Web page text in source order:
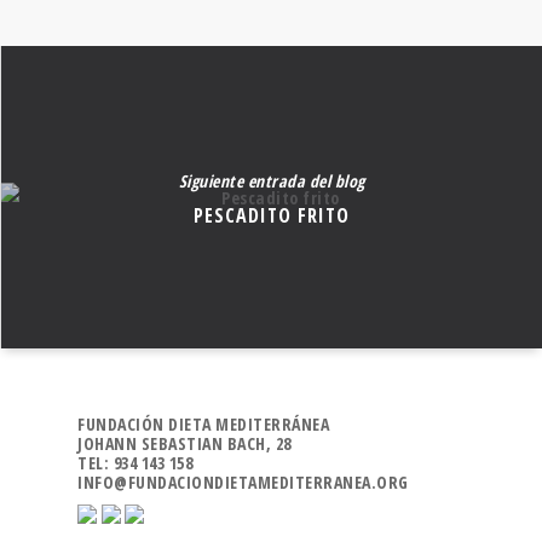
Siguiente entrada del blog
PESCADITO FRITO
FUNDACIÓN DIETA MEDITERRÁNEA
JOHANN SEBASTIAN BACH, 28
TEL: 934 143 158
INFO@FUNDACIONDIETAMEDITERRANEA.ORG